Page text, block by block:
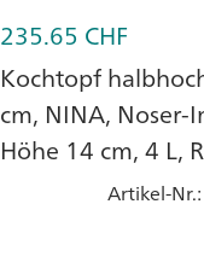
235.65 CHF
Kochtopf
cm, NINA, Noser-
Höhe 14 cm, 4 L,
CNS 18/10Artikel-Nr.